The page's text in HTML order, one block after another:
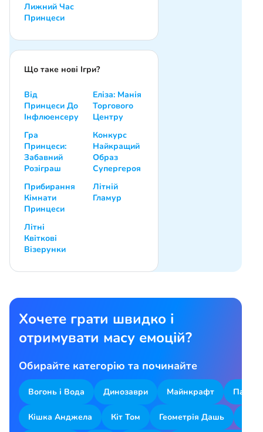
Лижний Час
Принцеси
Що таке нові Ігри?
Від
Принцеси До
Інфлюенсеру
Еліза: Манія
Торгового
Центру
Гра
Принцеси:
Забавний
Розіграш
Конкурс
Найкращий
Образ
Супергероя
Прибирання
Кімнати
Принцеси
Літній
Гламур
Літні
Квіткові
Візерунки
Хочете грати швидко і
отримувати масу емоцій?
Обирайте категорію та починайте
Вогонь і Вода Динозаври Майнкрафт
Кішка Анджела Кіт Том Геометрія Дашь